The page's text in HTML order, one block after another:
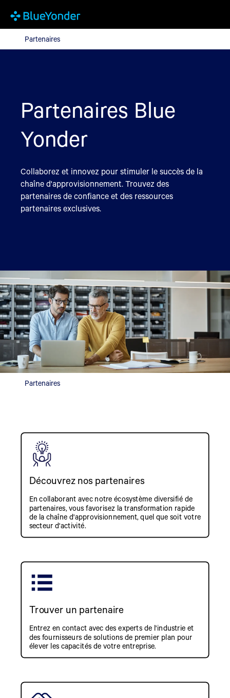
PartenairesPartenaires
Partenaires Blue
Yonder
Collaborez et innovez pour stimuler le succès de la
chaîne d'approvisionnement. Trouvez des
partenaires de confiance et des ressources
partenaires exclusives.
Partenaires
Découvrez nos partenaires
En collaborant avec notre écosystème diversifié de
partenaires, vous favorisez la transformation rapide
de la chaîne d'approvisionnement, quel que soit votre
secteur d'activité.
Trouver un partenaire
Entrez en contact avec des experts de l'industrie et
des fournisseurs de solutions de premier plan pour
élever les capacités de votre entreprise.